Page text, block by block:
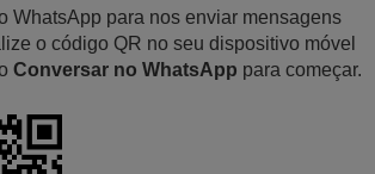
WhatsApp para nos enviar mensagens
o código QR no seu dispositivo móvel
Conversar no WhatsApp para começar.